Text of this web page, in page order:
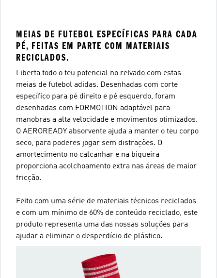
MEIAS DE FUTEBOL ESPECÍFICAS PARA CADA
PÉ, FEITAS EM PARTE COM MATERIAIS
RECICLADOS.
Liberta todo o teu potencial no relvado com estas
meias de futebol adidas. Desenhadas com corte
específico para pé direito e pé esquerdo, foram
desenhadas com FORMOTION adaptável para
manobras a alta velocidade e movimentos otimizados.
O AEROREADY absorvente ajuda a manter o teu corpo
seco, para poderes jogar sem distrações. O
amortecimento no calcanhar e na biqueira
proporciona acolchoamento extra nas áreas de maior
fricção.
Feito com uma série de materiais técnicos reciclados
e com um mínimo de 60% de conteúdo reciclado, este
produto representa uma das nossas soluções para
ajudar a eliminar o desperdício de plástico.